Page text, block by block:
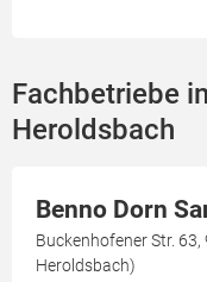
Fachbetriebe
Heroldsbach
Benno Dorn
Buckenhofener Str.
Heroldsbach)